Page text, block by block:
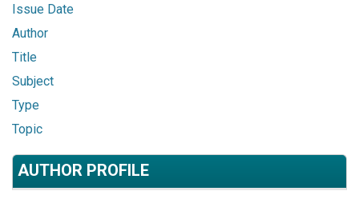
Issue Date
Author
Title
Subject
Type
Topic
AUTHOR PROFILE